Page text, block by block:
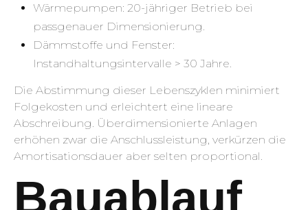
Wärmepumpen: 20-jähriger Betrieb bei
passgenauer Dimensionierung.
Dämmstoffe und Fenster:
Instandhaltungsintervalle > 30 Jahre.
Die Abstimmung dieser Lebenszyklen minimiert
Folgekosten und erleichtert eine lineare
Abschreibung. Überdimensionierte Anlagen
erhöhen zwar die Anschlussleistung, verkürzen die
Amortisationsdauer aber selten proportional.
Bauablauf